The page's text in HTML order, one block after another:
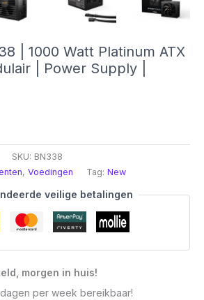
| 1000 Watt Platinum ATX
| Power Supply |
SKU: BN338
, Voedingen Tag: New
veilige betalingen
morgen in huis!
per week bereikbaar!